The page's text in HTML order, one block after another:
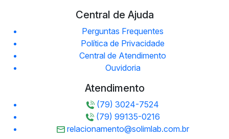
Central de Ajuda
Perguntas Frequentes
Política de Privacidade
Central de Atendimento
Ouvidoria
Atendimento
(79) 3024-7524
(79) 99135-0216
relacionamento@solimlab.com.br